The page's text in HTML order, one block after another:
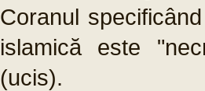
Coranul
islamică este
(ucis).